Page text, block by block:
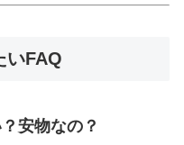
いFAQ
安物なの？